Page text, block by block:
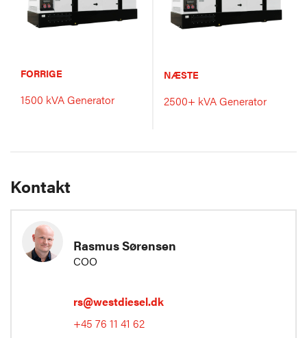
FORRIGE
1500 kVA Generator
NÆSTE
2500+ kVA Generator
Kontakt
Rasmus Sørensen
COO
rs@westdiesel.dk
+45 76 11 41 62